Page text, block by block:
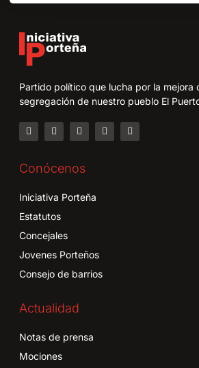
Partido político que lucha por la mejora
segregación de nuestro pueblo El
Conócenos
Iniciativa Porteña
Estatutos
Concejales
Jovenes Porteños
Consejo de barrios
Actualidad
Notas de prensa
Mociones